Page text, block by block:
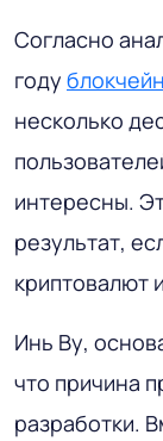
Согласно
году
несколько
интересны.
результат,
криптовалют
Инь Ву,
что причина
разработки.